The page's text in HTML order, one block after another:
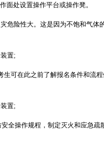
面处设置操作平台或操作凳。
性大。这是因为不饱和气体
置;
可在此之前了解报名条件和流
置;
全操作规程，制定灭火和应急疏